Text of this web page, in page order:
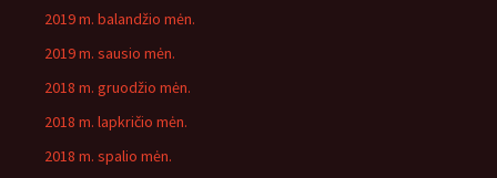
2019 m. balandžio mėn.
2019 m. sausio mėn.
2018 m. gruodžio mėn.
2018 m. lapkričio mėn.
2018 m. spalio mėn.